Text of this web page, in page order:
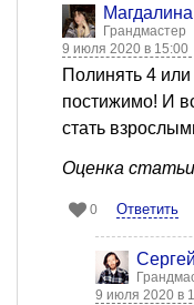
Грандмастер
9 июля 2020 в 15:00
Полинять 4
постижимо! И
стать
Оценка
0 Ответить
9 июля 2020 в